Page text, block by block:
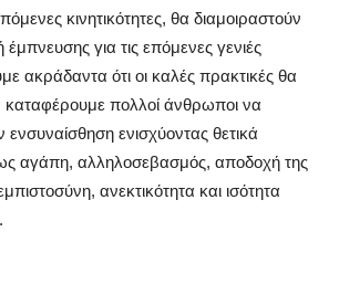
κινητικότητες, θα διαμοιραστούν
για τις επόμενες γενιές
ακράδαντα ότι οι καλές πρακτικές θα
καταφέρουμε πολλοί άνθρωποι να
ενσυναίσθηση ενισχύοντας θετικά
αγάπη, αλληλοσεβασμός, αποδοχή της
ανεκτικότητα και ισότητα